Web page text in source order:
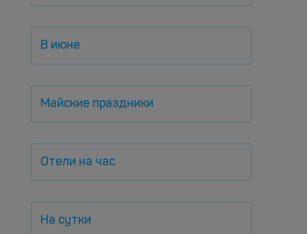
В июне
Майские праздники
Отели на час
На сутки